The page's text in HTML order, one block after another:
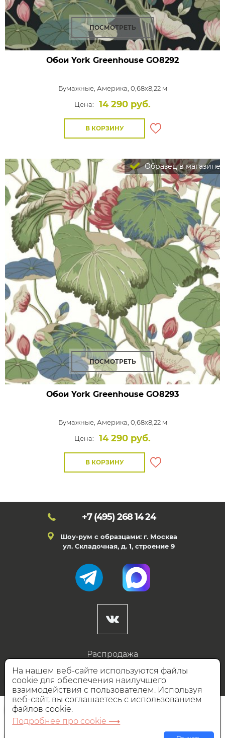
ПОСМОТРЕТЬ
Обои York Greenhouse GO8292
Бумажные, Америка, 0,68x8,22 м
Цена:
14 290 руб.
В КОРЗИНУ
Образец в магазине
ПОСМОТРЕТЬ
Обои York Greenhouse GO8293
Бумажные, Америка, 0,68x8,22 м
Цена:
14 290 руб.
В КОРЗИНУ
+7 (495) 268 14 24
Шоу-рум с образцами: г. Москва
ул. Складочная, д. 1, строение 9
Распродажа
Готовые дизайны
Дизайнерам
НАШИ ПАРТНЁРЫ
На нашем веб-сайте используются файлы
cookie для обеспечения наилучшего
взаимодействия с пользователем. Используя
веб-сайт, вы соглашаетесь с использованием
файлов cookie.
Подробнее про cookie ⟶